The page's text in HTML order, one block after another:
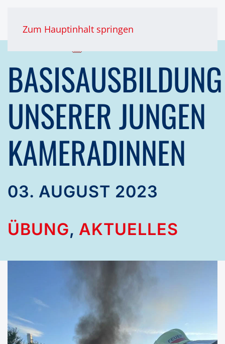
Zum Hauptinhalt springen
BASISAUSBILDUNG
UNSERER JUNGEN
KAMERADINNEN
03. AUGUST 2023
ÜBUNG, AKTUELLES